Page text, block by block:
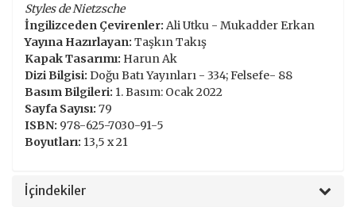
Styles de Nietzsche
İngilizceden Çevirenler: Ali Utku - Mukadder Erkan
Yayına Hazırlayan: Taşkın Takış
Kapak Tasarımı: Harun Ak
Dizi Bilgisi: Doğu Batı Yayınları - 334; Felsefe- 88
Basım Bilgileri: 1. Basım: Ocak 2022
Sayfa Sayısı: 79
ISBN: 978-625-7030-91-5
Boyutları: 13,5 x 21
İçindekiler